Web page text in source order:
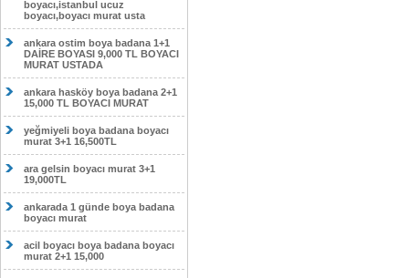
boyacı,istanbul ucuz
boyacı,boyacı murat usta
ankara ostim boya badana 1+1
DAİRE BOYASI 9,000 TL BOYACI
MURAT USTADA
ankara hasköy boya badana 2+1
15,000 TL BOYACI MURAT
yeğmiyeli boya badana boyacı
murat 3+1 16,500TL
ara gelsin boyacı murat 3+1
19,000TL
ankarada 1 günde boya badana
boyacı murat
acil boyacı boya badana boyacı
murat 2+1 15,000